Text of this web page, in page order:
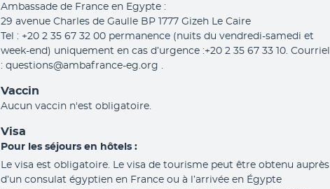
Ambassade de France en Egypte :
29 avenue Charles de Gaulle BP 1777 Gizeh Le Caire
Tel : +20 2 35 67 32 00 permanence (nuits du vendredi-samedi et
week-end) uniquement en cas d’urgence :+20 2 35 67 33 10. Courriel
: questions@ambafrance-eg.org .
Vaccin
Aucun vaccin n'est obligatoire.
Visa
Pour les séjours en hôtels :
Le visa est obligatoire. Le visa de tourisme peut être obtenu auprès
d’un consulat égyptien en France ou à l’arrivée en Égypte